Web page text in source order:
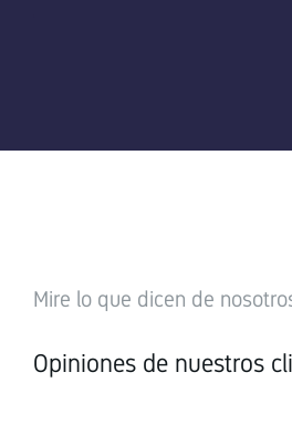
Mire lo que dicen de
Opiniones de nuestros